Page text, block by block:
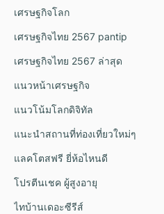
เศรษฐกิจโลก
เศรษฐกิจไทย 2567 pantip
เศรษฐกิจไทย 2567 ล่าสุด
แนวหน้าเศรษฐกิจ
แนวโน้มโลกดิจิทัล
แนะนำสถานที่ท่องเที่ยวใหม่ๆ
แลคโตสฟรี ยี่ห้อไหนดี
โปรตีนเชค ผู้สูงอายุ
ไทบ้านเดอะซีรีส์